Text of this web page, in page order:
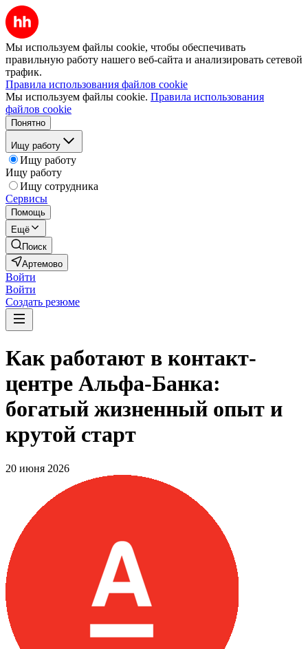
Мы используем файлы cookie, чтобы обеспечивать
правильную работу нашего веб-сайта и анализировать сетевой
трафик.
Правила использования файлов cookie
Мы используем файлы cookie. Правила использования
файлов cookie
Понятно
Ищу работу
Ищу работу
Ищу работу
Ищу сотрудника
Сервисы
Помощь
Ещё
Поиск
Артемово
Войти
Войти
Создать резюме
Как работают в контакт-
центре Альфа-Банка:
богатый жизненный опыт и
крутой старт
20 июня 2026